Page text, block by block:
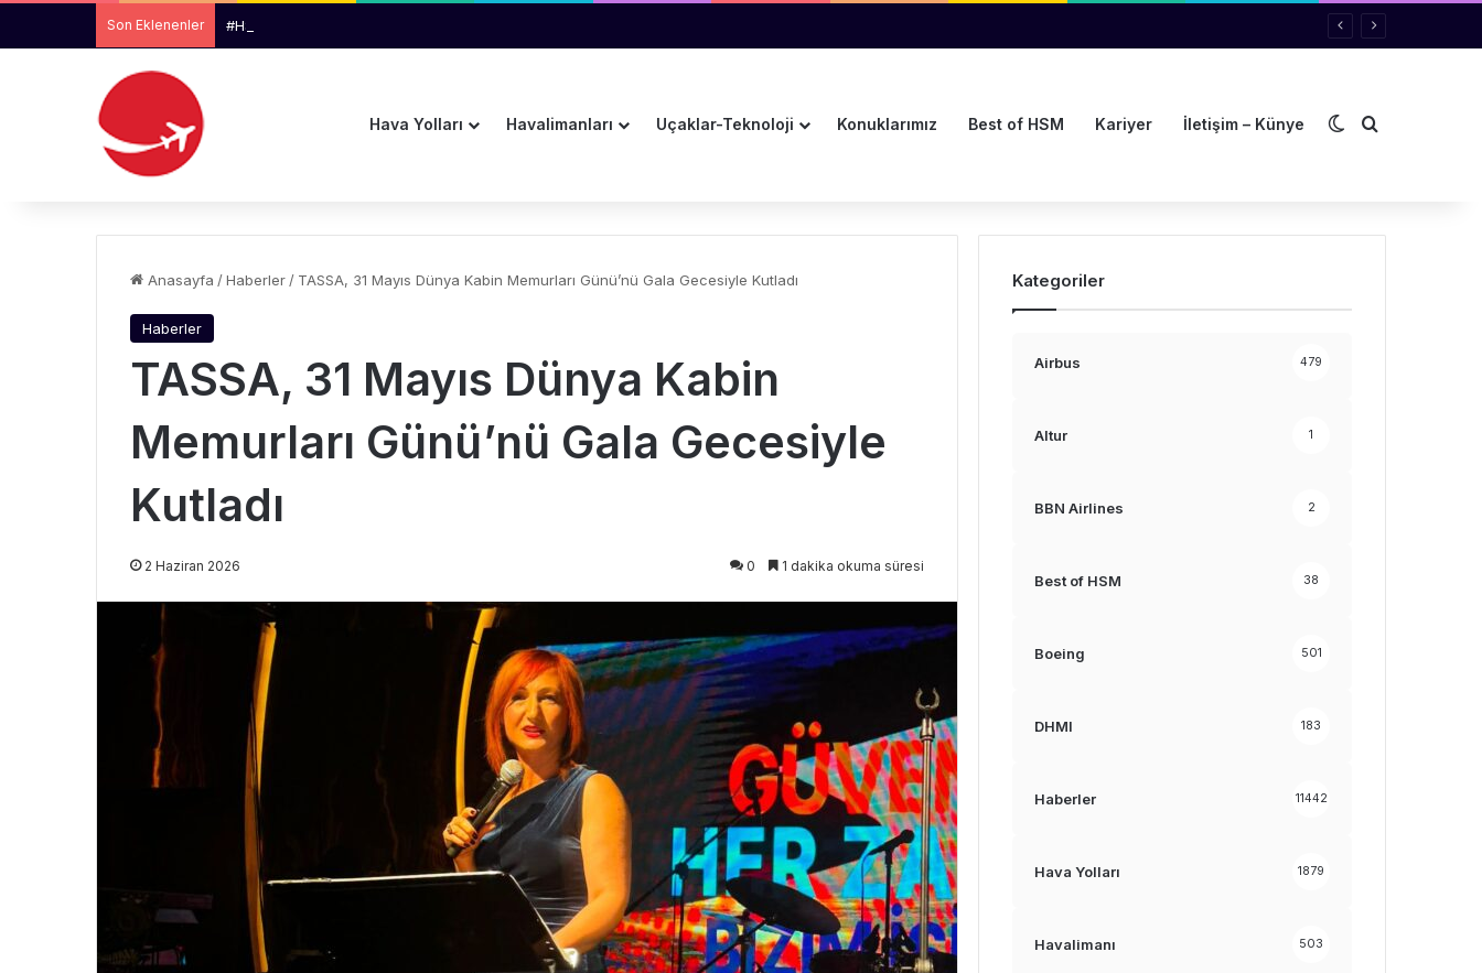
Son Eklenenler #HSMözel | AJet’in İkram Menüleri Yenilendi
Hava Yolları Havalimanları Uçaklar-Teknoloji Konuklarımız Best of HSM Kariyer İletişim – Künye Dış görünümü
Arama yap
Anasayfa /Haberler / TASSA, 31 Mayıs Dünya Kabin Memurları Günü’nü Gala Gecesiyle Kutladı
Haberler
TASSA, 31 Mayıs Dünya Kabin
Memurları Günü’nü Gala Gecesiyle
Kutladı
2 Haziran 2026 0 1 dakika okuma süresi
Kategoriler
Airbus 479
Altur 1
BBN Airlines 2
Best of HSM 38
Boeing 501
DHMI 183
Haberler 11442
Hava Yolları 1879
Havalimanı 503